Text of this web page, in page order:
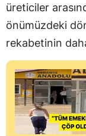
üreticiler
önümüzdeki
rekabetinin